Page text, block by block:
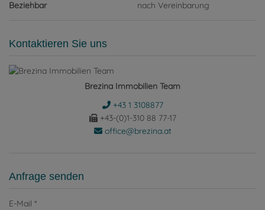
Beziehbar
nach Vereinbarung
Kontaktieren Sie uns
Brezina Immobilien Team
+43 1 3108877
+43-(0)1-310 88 77-17
office@brezina.at
Anfrage senden
E-Mail